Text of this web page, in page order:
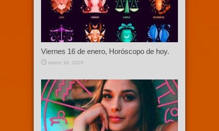
Viernes 16 de enero, Horóscopo de hoy.
enero 16, 2026